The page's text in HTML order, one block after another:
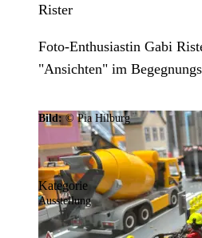
Rister
Foto-Enthusiastin Gabi
"Ansichten" im
Bild:© Pia Hilburg
Kategorie
Ausstellung